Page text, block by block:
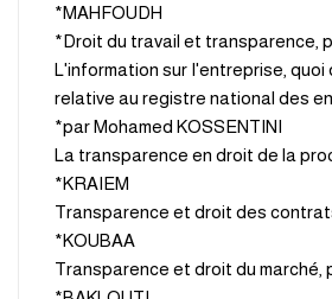
MAHFOUDH*
.L'information sur I'entreprise, quoi
relative au registre national des
par Mohamed KOSSENTINI*
.La transparence en droit de la
KRAIEM*
.Transparence et droit des
KOUBAA*
.Transparence et droit du marché,